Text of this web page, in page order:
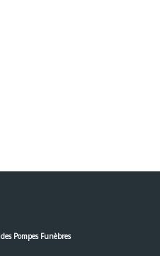
Pompes Funèbres